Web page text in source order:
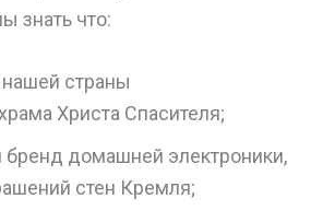
знать что:
нашей страны
Христа Спасителя;
домашней электроники,
стен Кремля;